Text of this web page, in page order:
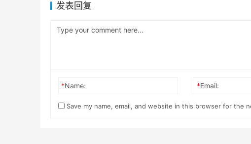
发表回复
*Name: *Email:
Save my name, email, and website in this browser for the